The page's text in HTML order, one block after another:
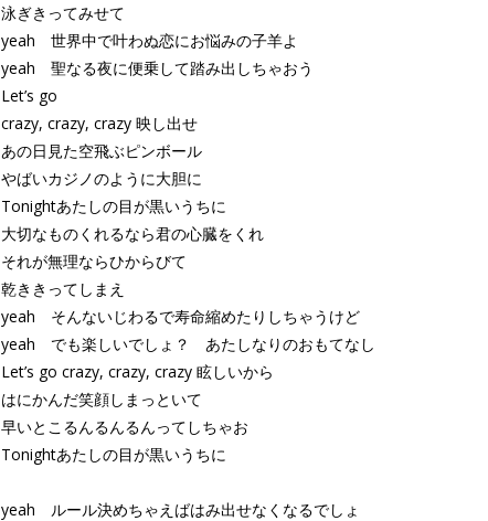
泳ぎきってみせて
yeah 世界中で叶わぬ恋にお悩みの子羊よ
yeah 聖なる夜に便乗して踏み出しちゃおう
Let’s go
crazy, crazy, crazy 映し出せ
あの日見た空飛ぶピンボール
やばいカジノのように大胆に
Tonightあたしの目が黒いうちに
大切なものくれるなら君の心臓をくれ
それが無理ならひからびて
乾ききってしまえ
yeah そんないじわるで寿命縮めたりしちゃうけど
yeah でも楽しいでしょ？ あたしなりのおもてなし
Let’s go crazy, crazy, crazy 眩しいから
はにかんだ笑顔しまっといて
早いとこるんるんるんってしちゃお
Tonightあたしの目が黒いうちに
yeah ルール決めちゃえばはみ出せなくなるでしょ